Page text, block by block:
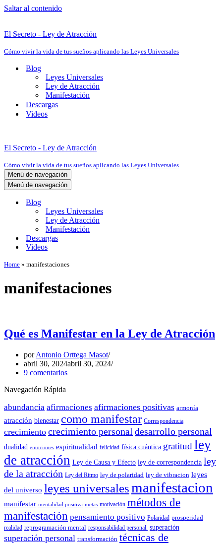
Saltar al contenido
El Secreto - Ley de Atracción
Cómo vivir la vida de tus sueños aplicando las Leyes Universales
Blog
Leyes Universales
Ley de Atracción
Manifestación
Descargas
Videos
El Secreto - Ley de Atracción
Cómo vivir la vida de tus sueños aplicando las Leyes Universales
Menú de navegación
Menú de navegación
Blog
Leyes Universales
Ley de Atracción
Manifestación
Descargas
Videos
Home » manifestaciones
manifestaciones
Qué es Manifestar en la Ley de Atracción
porAntonio Orttega Masot
abril 30, 2024abril 30, 2024
9 comentarios
Navegación Rápida
abundancia afirmaciones afirmaciones positivas armonía
atracción bienestar como manifestar Correspondencia
crecimiento crecimiento personal desarrollo personal
dualidad emociones espiritualidad felicidad física cuántica gratitud ley
de atracción Ley de Causa y Efecto ley de correspondencia ley
de la atracción Ley del Ritmo ley de polaridad ley de vibracion leyes
del universo leyes universalesmanifestacion
manifestar mentalidad positiva metas motivación métodos de
manifestación pensamiento positivo Polaridad prosperidad
realidad reprogramación mental responsabilidad personal. superación
superación personal transformación técnicas de